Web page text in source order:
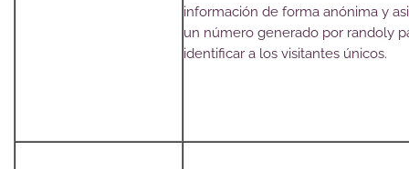
información de forma anónima y
un número generado por randoly
identificar a los visitantes únicos.